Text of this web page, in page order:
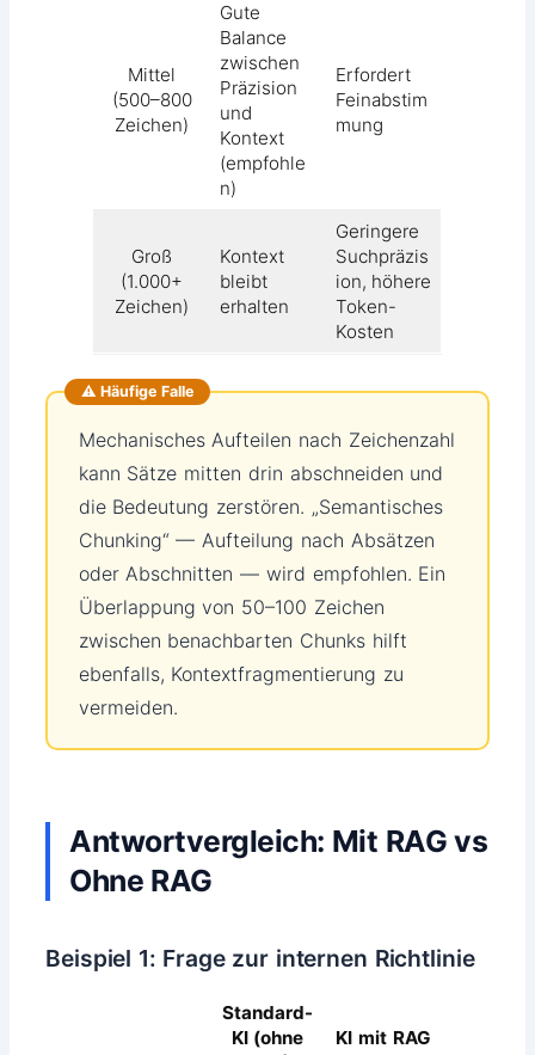
Mittel
(500–800
Zeichen)
Gute
Balance
zwischen
Präzision
und
Kontext
(empfohle
n)
Erfordert
Feinabstim
mung
Groß
(1.000+
Zeichen)
Kontext
bleibt
erhalten
Geringere
Suchpräzis
ion, höhere
Token-
Kosten
⚠️ Häufige Falle
Mechanisches Aufteilen nach Zeichenzahl
kann Sätze mitten drin abschneiden und
die Bedeutung zerstören. „Semantisches
Chunking“ — Aufteilung nach Absätzen
oder Abschnitten — wird empfohlen. Ein
Überlappung von 50–100 Zeichen
zwischen benachbarten Chunks hilft
ebenfalls, Kontextfragmentierung zu
vermeiden.
Antwortvergleich: Mit RAG vs
Ohne RAG
Beispiel 1: Frage zur internen Richtlinie
Standard-
KI (ohne
KI mit RAG